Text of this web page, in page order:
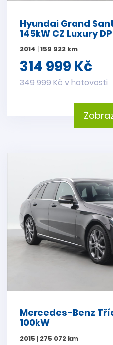
Hyundai Grand
145kW CZ Luxury
2014 | 159 922 km
314 999 Kč
349 999 Kč v hotovosti
Mercedes-Benz
100kW
2015 | 275 072 km